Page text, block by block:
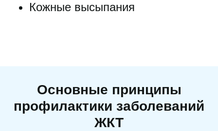
Кожные высыпания
Основные принципы
профилактики заболеваний
ЖКТ